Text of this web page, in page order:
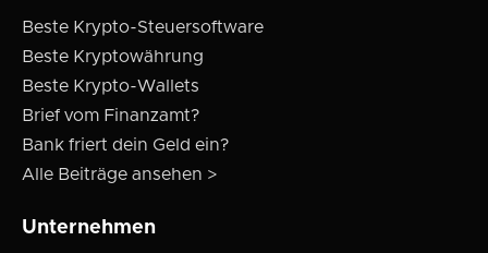
Beste Krypto-Steuersoftware
Beste Kryptowährung
Beste Krypto-Wallets
Brief vom Finanzamt?
Bank friert dein Geld ein?
Alle Beiträge ansehen >
Unternehmen